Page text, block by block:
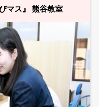
マス』 熊谷教室